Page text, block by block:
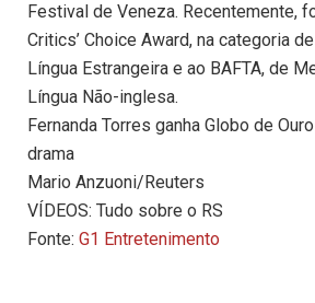
Festival de Veneza. Recentemente,
Critics’ Choice Award, na categoria
Língua Estrangeira e ao BAFTA, de
Língua Não-inglesa.
Fernanda Torres ganha Globo de
drama
Mario Anzuoni/Reuters
VÍDEOS: Tudo sobre o RS
Fonte: G1 Entretenimento